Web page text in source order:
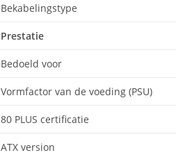
Bekabelingstype
Prestatie
Bedoeld voor
Vormfactor van de voeding (PSU)
80 PLUS certificatie
ATX version